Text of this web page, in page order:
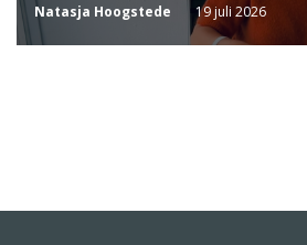
Natasja Hoogstede 19 juli 2026